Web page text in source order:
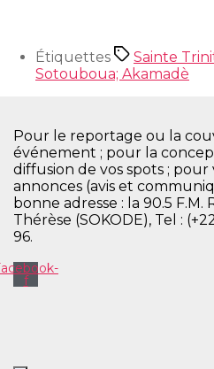
Étiquettes
Sainte
Sotouboua; Akamadè
Pour le reportage ou la
événement ; pour la
diffusion de vos spots ; pour
annonces (avis et
bonne adresse : la 90.5 F.M.
Thérèse (SOKODE), Tel :
96.
f